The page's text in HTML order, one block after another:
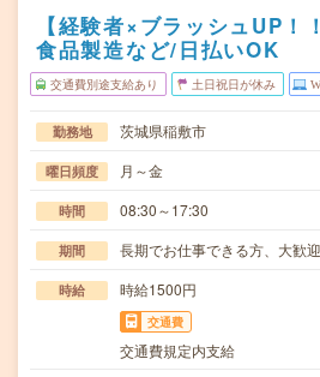
【経験者×ブラッシュUP！
食品製造など/日払いOK
交通費別途支給あり 土日祝日が休み
勤務地 茨城県稲敷市
曜日頻度 月～金
時間 08:30～17:30
期間 長期でお仕事できる方、大歓迎
時給 時給1500円
交通費
交通費規定内支給